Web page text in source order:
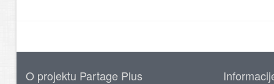
O projektu Partage Plus